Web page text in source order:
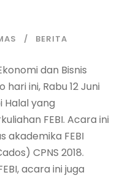
BERITA
dan Bisnis
hari ini, Rabu 12 Juni
Halal yang
FEBI. Acara ini
akademika FEBI
CPNS 2018.
acara ini juga